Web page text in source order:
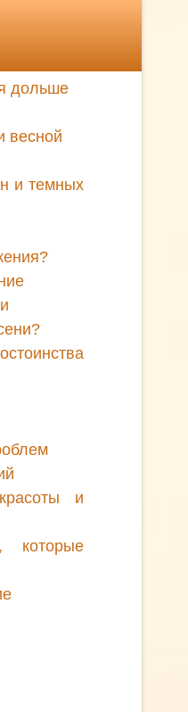
дольше
весной
и темных
и
которые